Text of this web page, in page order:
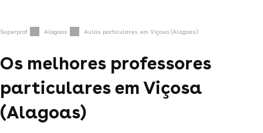
Superprof Alagoas Aulas particulares em Viçosa (Alagoas)
Os melhores professores
particulares em Viçosa
(Alagoas)